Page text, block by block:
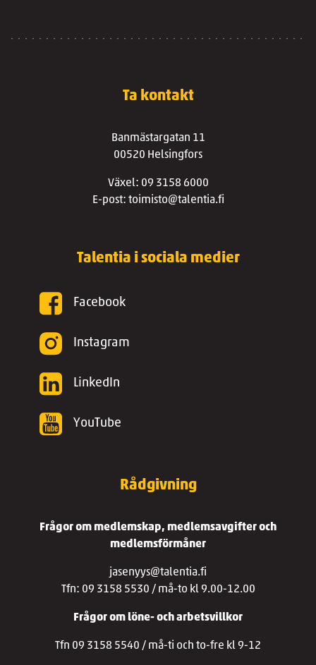
Ta kontakt
Banmästargatan 11
00520 Helsingfors
Växel: 09 3158 6000
E-post: toimisto@talentia.fi
Talentia i sociala medier
Facebook
Instagram
LinkedIn
YouTube
Rådgivning
Frågor om medlemskap, medlemsavgifter och
medlemsförmåner
jasenyys@talentia.fi
Tfn: 09 3158 5530 / må-to kl 9.00-12.00
Frågor om löne- och arbetsvillkor
Tfn 09 3158 5540 / må-ti och to-fre kl 9-12